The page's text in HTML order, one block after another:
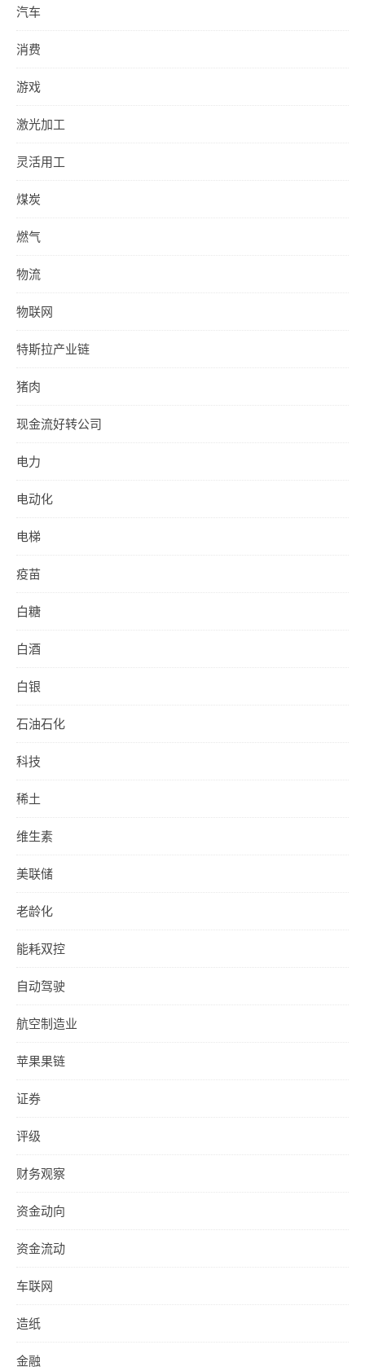
汽车
消费
游戏
激光加工
灵活用工
煤炭
燃气
物流
物联网
特斯拉产业链
猪肉
现金流好转公司
电力
电动化
电梯
疫苗
白糖
白酒
白银
石油石化
科技
稀土
维生素
美联储
老龄化
能耗双控
自动驾驶
航空制造业
苹果果链
证券
评级
财务观察
资金动向
资金流动
车联网
造纸
金融